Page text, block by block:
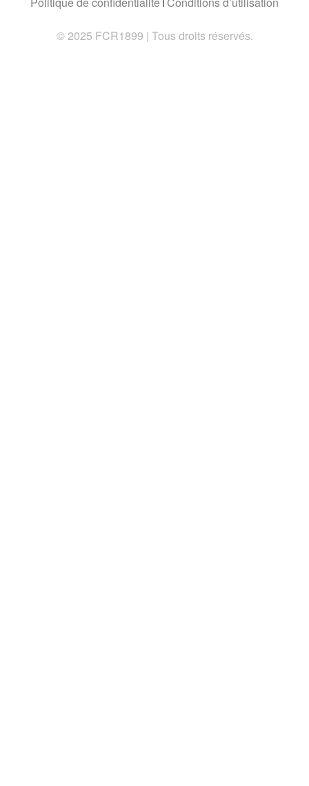
© 2025 FCR1899 | Tous droits réservés.